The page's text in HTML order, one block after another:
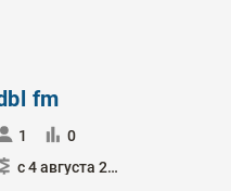
fm
1
0
с 4 августа 2021